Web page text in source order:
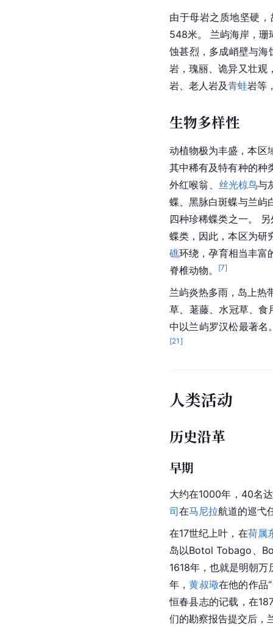
由于母岩之质地坚硬
548米。 兰屿海岸，珊
蚀甚烈，多成峭壁与海
岩，瑰丽、诡异又壮观
岩、老人岩及青蛙岩等
生物多样性
动植物极为丰盛，本区
其中稀有及特有种的种
外红喉翁、 丝光椋鸟与
蝶、黑脉白斑蝶与兰屿
四种珍稀蝶类之一。
蝶类，因此，本区为研
礁环绕，孕育相当丰富
脊椎动物。
[7]
兰屿炎热多雨，岛上热
草、 荖藤、水冠草、食
中以兰屿罗汉松最著名
[21 ]
人类活动
历史沿革
早期
大约在1000年，40名
司在马尼拉航道的巡弋
在17世纪上叶，在荷属
岛以Botol Tobago、
1618年，也就是明朝万
年，黄叔璥在他的作品“
恒春县志的记载，在
们的勘察报告提交后，